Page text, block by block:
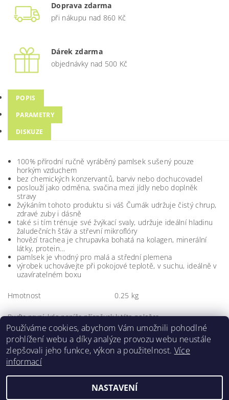
Doprava zdarma
při nákupu nad 860 Kč
Dárek zdarma
objednávky nad 500 Kč
POPIS
PARAMETRY
DISKUZE
100% přírodní ručně vyráběný pamlsek sušený pouze
horkým vzduchem
bez chemických konzervantů, barviv nebo dochucovadel
poslouží jako odměna, svačina mezi jídly nebo doplněk
stravy
žvýkáním tohoto produktu si váš Čumák udržuje čistý chrup,
zdravé zuby i dásně
také si tím trénuje své žvýkací svaly, udržuje ideální hladinu
žaludečních šťáv a střevní mikroflóry
hovězí trachea je chrupavka bohatá na kolagen, minerální
látky, protein…
pamlsek je vhodný pro malá a střední plemena
výrobek uchovávejte při pokojové teplotě, v suchu, ideálně v
uzavíratelném boxu
Hmotnost 0.25 kg
Buďte první, kdo napíše příspěvek k této položce.
Přidat komentář
Používáme cookies, abychom Vám umožnili pohodlné
prohlížení webu a díky analýze provozu webu neustále
zlepšovali jeho funkce, výkon a použitelnost. Více
informací
NASTAVENÍ